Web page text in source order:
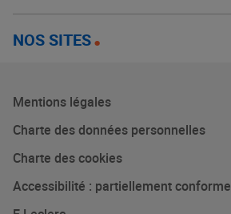
NOS SITES
Mentions légales
Charte des données personnelles
Charte des cookies
Accessibilité : partiellement conforme